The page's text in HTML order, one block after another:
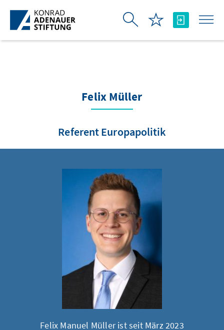
Skip to Main Content
Felix Müller
Referent Europapolitik
Felix Manuel Müller ist seit März 2023